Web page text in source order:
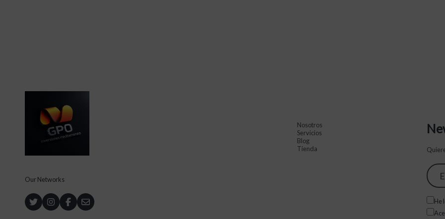
Our Networks
Nosotros
Servicios
Blog
Tienda
He